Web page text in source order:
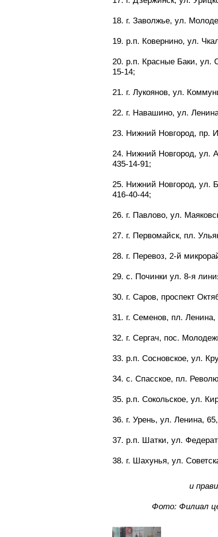
18. г. Заволжье, ул.
19. р.п. Ковернино, ул.
20. р.п. Красные Баки, ул.
15-14;
21. г. Лукоянов, ул.
22. г. Навашино, ул.
23. Нижний Новгород, пр.
24. Нижний Новгород, ул.
435-14-91;
25. Нижний Новгород, ул.
416-40-44;
26. г. Павлово, ул.
27. г. Первомайск, пл.
28. г. Перевоз, 2-й
29. с. Починки ул. 8-я
30. г. Саров, проспект
31. г. Семенов, пл.
32. г. Сергач, пос.
33. р.п. Сосновское, ул.
34. с. Спасское, пл.
35. р.п. Сокольское, ул.
36. г. Урень, ул. Ленина,
37. р.п. Шатки, ул.
38. г. Шахунья, ул.
и
Фото: Филиал